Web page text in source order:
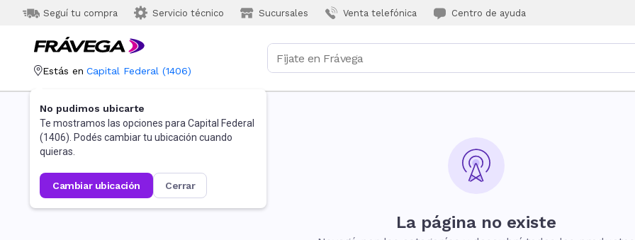
Seguí tu compra Servicio técnico Sucursales Venta telefónica Centro de ayuda
Estás en Capital Federal (1406)
No pudimos ubicarte
Te mostramos las opciones para Capital Federal
(1406). Podés cambiar tu ubicación cuando
quieras.
cambiar ubicación cerrar
La página no existe